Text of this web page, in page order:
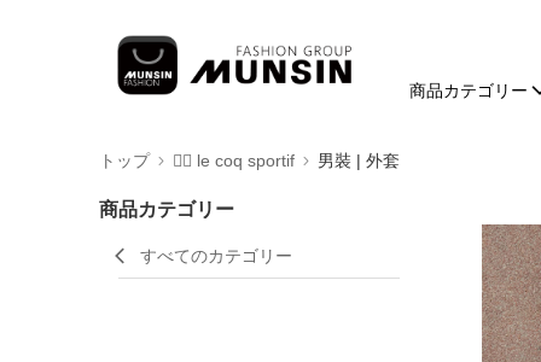
商品カテゴリー
トップ 🚴‍♂️ le coq sportif 男裝 | 外套
商品カテゴリー
すべてのカテゴリー